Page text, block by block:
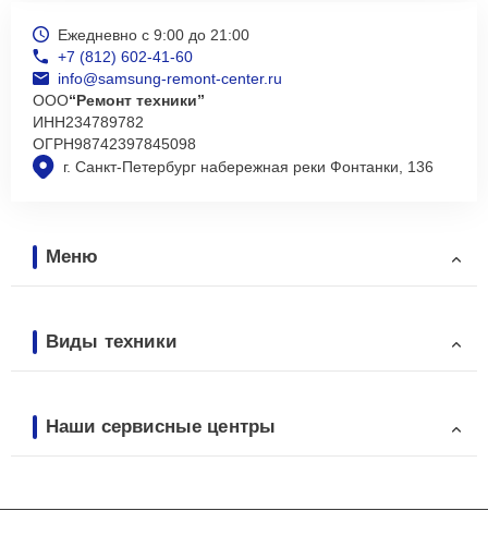
г. Санкт-Петербург набережная реки Фонтанки, 136
Ежедневно с 9:00 до 21:00
+7 (812) 602-41-60
info@samsung-remont-center.ru
ООО“Ремонт техники”
ИНН234789782
ОГРН98742397845098
Меню
Виды техники
Наши сервисные центры